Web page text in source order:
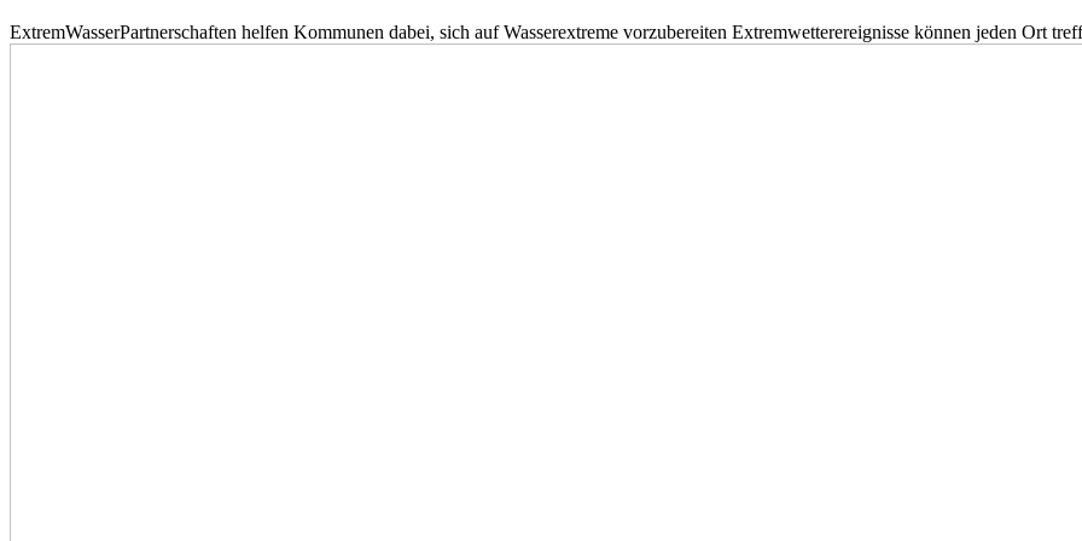
ExtremWasserPartnerschaften helfen Kommunen dabei, sich auf Wasserextreme vorzubereiten Extremwetterereignisse können jeden Ort